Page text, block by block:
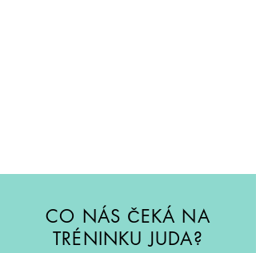
CO NÁS ČEKÁ NA
TRÉNINKU JUDA?